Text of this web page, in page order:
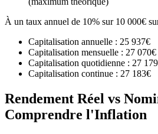
À un taux annuel de 10% sur 10 000€
Capitalisation annuelle : 25 937€
Capitalisation mensuelle : 27 070€
Capitalisation quotidienne : 27
Capitalisation continue : 27 183€
Rendement Réel vs
Comprendre l'Inflation